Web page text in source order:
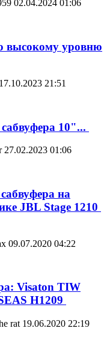
02.04.2024 01:06
высокому уровню
21:51
10"...
27.02.2023 01:06
на
JBL Stage 1210
09.07.2020 04:22
Visaton TIW
H1209
rat 19.06.2020 22:19